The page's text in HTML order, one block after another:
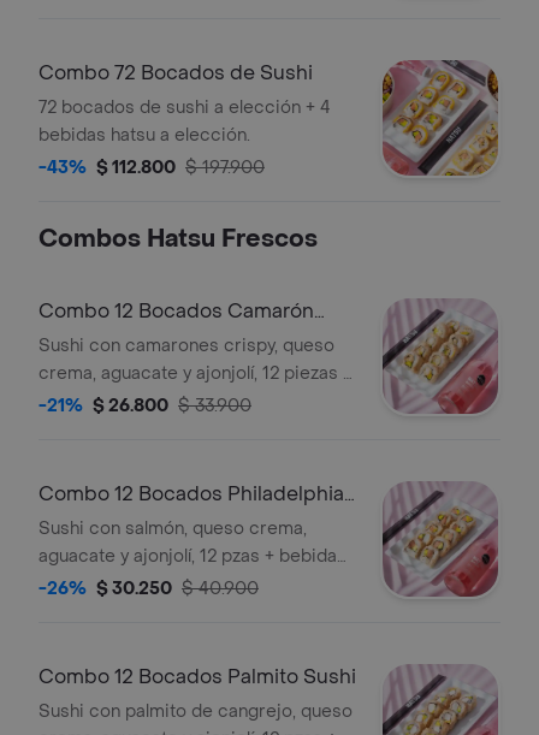
Combo 72 Bocados de Sushi
72 bocados de sushi a elección + 4
bebidas hatsu a elección.
-43% $ 112.800 $ 197.900
Combos Hatsu Frescos
Combo 12 Bocados Camarón
Fresco Sushi
Sushi con camarones crispy, queso
crema, aguacate y ajonjolí, 12 piezas +
bebida hatsu a elección.
-21% $ 26.800 $ 33.900
Combo 12 Bocados Philadelphia
Sushi
Sushi con salmón, queso crema,
aguacate y ajonjolí, 12 pzas + bebida
hatsu a elección.
-26% $ 30.250 $ 40.900
Combo 12 Bocados Palmito Sushi
Sushi con palmito de cangrejo, queso